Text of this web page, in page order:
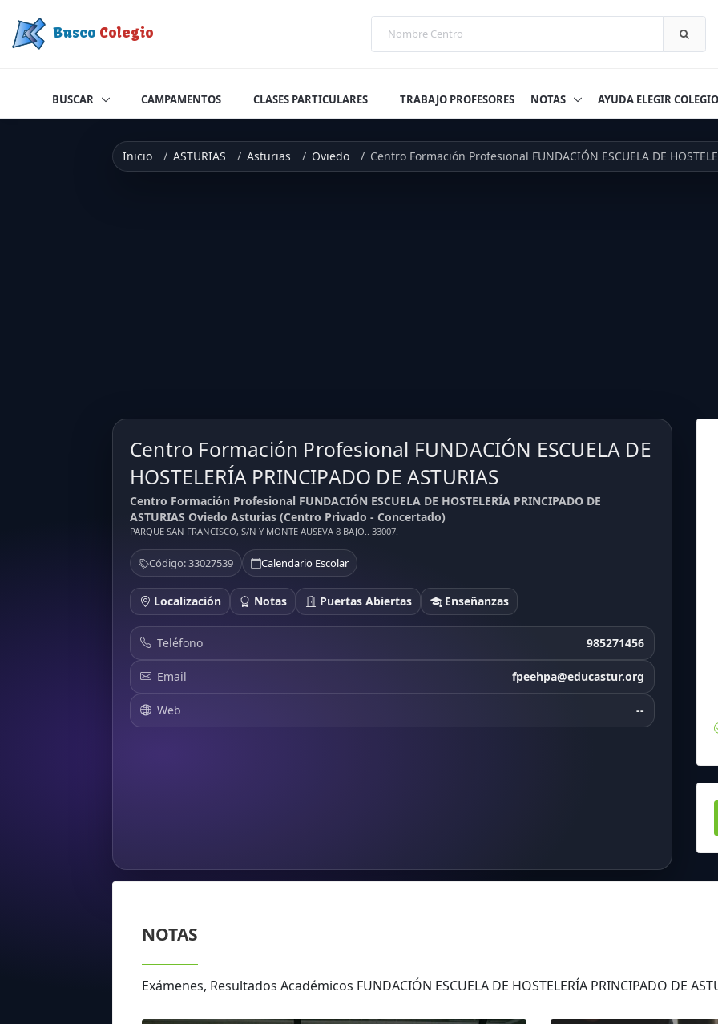
Busco Colegio
BUSCAR CAMPAMENTOS CLASES PARTICULARES TRABAJO PROFESORES NOTAS AYUDA ELEGIR COLEGIO
Inicio ASTURIAS Asturias Oviedo Centro Formación Profesional FUNDACIÓN ESCUELA DE
Centro Formación Profesional FUNDACIÓN ESCUELA DE
HOSTELERÍA PRINCIPADO DE ASTURIAS
Centro Formación Profesional FUNDACIÓN ESCUELA DE HOSTELERÍA PRINCIPADO DE
ASTURIAS Oviedo Asturias (Centro Privado - Concertado)
PARQUE SAN FRANCISCO, S/N Y MONTE AUSEVA 8 BAJO.. 33007.
Código: 33027539 Calendario Escolar
Localización Notas Puertas Abiertas Enseñanzas
Teléfono 985271456
Email fpeehpa@educastur.org
Web
--
NOTAS
Exámenes, Resultados Académicos FUNDACIÓN ESCUELA DE HOSTELERÍA PRINCIPADO DE